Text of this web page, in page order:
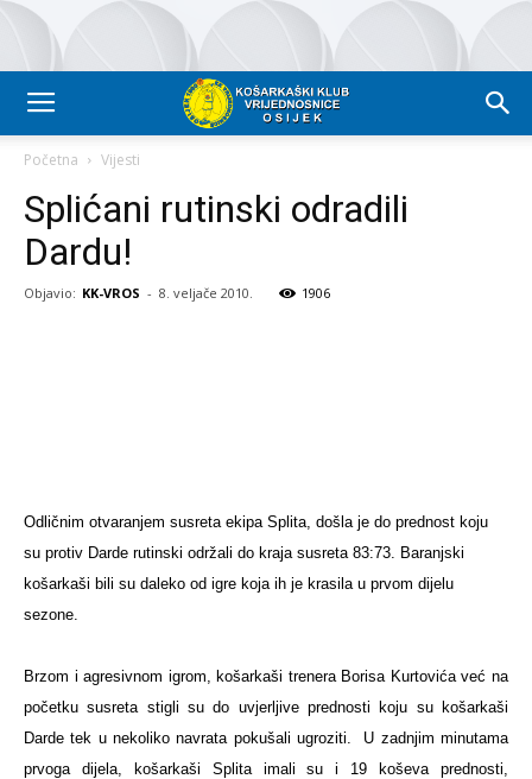
Početna Vijesti
Splićani rutinski odradili
Dardu!
Objavio: KK-VROS - 8. veljače 2010. 1906
Odličnim otvaranjem susreta ekipa Splita, došla je do prednost koju
su protiv Darde rutinski održali do kraja susreta 83:73. Baranjski
košarkaši bili su daleko od igre koja ih je krasila u prvom dijelu
sezone.
Brzom i agresivnom igrom, košarkaši trenera Borisa Kurtovića već na
početku susreta stigli su do uvjerljive prednosti koju su košarkaši
Darde tek u nekoliko navrata pokušali ugroziti.
U zadnjim minutama
prvoga dijela, košarkaši Splita imali su i 19 koševa prednosti,